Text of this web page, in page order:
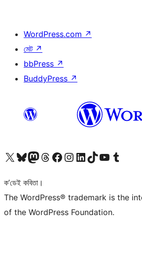
WordPress.com ↗
মেট ↗
bbPress ↗
BuddyPress ↗
আমাৰ X (আগৰ Twitter) একাউণ্টলৈ যাওকআমাৰ Bluesky একাউণ্টলৈ যাওকআমাৰ Mastodon একাউণ্টলৈ যাওকআমাৰ Threads একাউণ্টলৈ যাওকআমাৰ Facebook পৃষ্ঠালৈ যাওকআমাৰ Instagram একাউণ্টলৈ যাওকআমাৰ LinkedIn একাউণ্টলৈ যাওকআমাৰ TikTok একাউণ্টলৈ যাওকআমাৰ YouTube চেনেললৈ যাওকআমাৰ Tumblr একাউণ্টলৈ যাওক
ক’ডেই কবিতা।
The WordPress® trademark is the
of the WordPress Foundation.